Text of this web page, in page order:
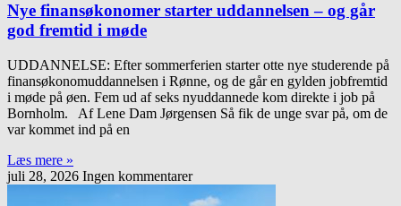
Nye finansøkonomer starter uddannelsen – og går
god fremtid i møde
UDDANNELSE: Efter sommerferien starter otte nye studerende på
finansøkonomuddannelsen i Rønne, og de går en gylden jobfremtid
i møde på øen. Fem ud af seks nyuddannede kom direkte i job på
Bornholm. Af Lene Dam Jørgensen Så fik de unge svar på, om de
var kommet ind på en
Læs mere »
juli 28, 2026 Ingen kommentarer